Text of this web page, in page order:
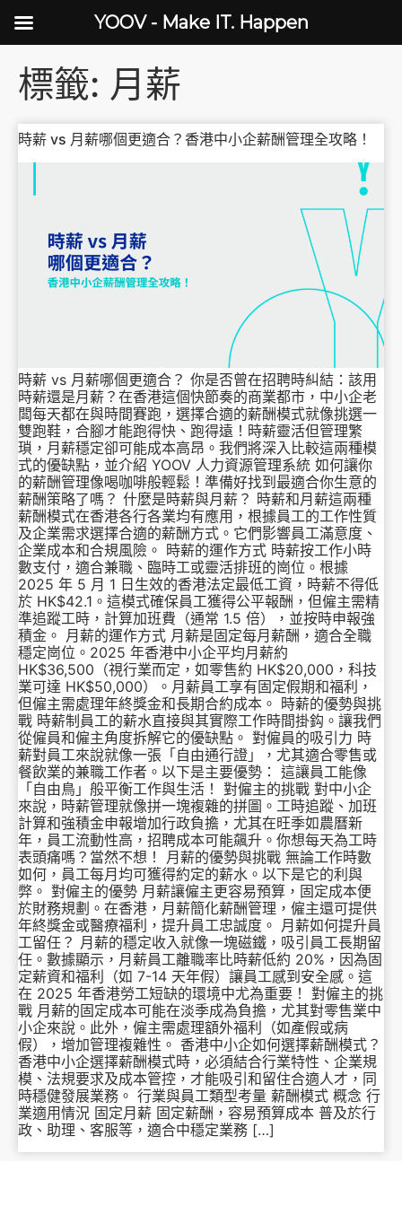
標籤: 月薪
時薪 vs 月薪哪個更適合？香港中小企薪酬管理全攻略！
時薪 vs 月薪哪個更適合？ 你是否曾在招聘時糾結：該用
時薪還是月薪？在香港這個快節奏的商業都市，中小企老
闆每天都在與時間賽跑，選擇合適的薪酬模式就像挑選一
雙跑鞋，合腳才能跑得快、跑得遠！時薪靈活但管理繁
瑣，月薪穩定卻可能成本高昂。我們將深入比較這兩種模
式的優缺點，並介紹 YOOV 人力資源管理系統 如何讓你
的薪酬管理像喝咖啡般輕鬆！準備好找到最適合你生意的
薪酬策略了嗎？ 什麼是時薪與月薪？ 時薪和月薪這兩種
薪酬模式在香港各行各業均有應用，根據員工的工作性質
及企業需求選擇合適的薪酬方式。它們影響員工滿意度、
企業成本和合規風險。 時薪的運作方式 時薪按工作小時
數支付，適合兼職、臨時工或靈活排班的崗位。根據
2025 年 5 月 1 日生效的香港法定最低工資，時薪不得低
於 HK$42.1。這模式確保員工獲得公平報酬，但僱主需精
準追蹤工時，計算加班費（通常 1.5 倍），並按時申報強
積金。 月薪的運作方式 月薪是固定每月薪酬，適合全職
穩定崗位。2025 年香港中小企平均月薪約
HK$36,500（視行業而定，如零售約 HK$20,000，科技
業可達 HK$50,000）。月薪員工享有固定假期和福利，
但僱主需處理年終獎金和長期合約成本。 時薪的優勢與挑
戰 時薪制員工的薪水直接與其實際工作時間掛鈎。讓我們
從僱員和僱主角度拆解它的優缺點。 對僱員的吸引力 時
薪對員工來說就像一張「自由通行證」，尤其適合零售或
餐飲業的兼職工作者。以下是主要優勢： 這讓員工能像
「自由鳥」般平衡工作與生活！ 對僱主的挑戰 對中小企
來說，時薪管理就像拼一塊複雜的拼圖。工時追蹤、加班
計算和強積金申報增加行政負擔，尤其在旺季如農曆新
年，員工流動性高，招聘成本可能飆升。你想每天為工時
表頭痛嗎？當然不想！ 月薪的優勢與挑戰 無論工作時數
如何，員工每月均可獲得約定的薪水。以下是它的利與
弊。 對僱主的優勢 月薪讓僱主更容易預算，固定成本便
於財務規劃。在香港，月薪簡化薪酬管理，僱主還可提供
年終獎金或醫療福利，提升員工忠誠度。 月薪如何提升員
工留任？ 月薪的穩定收入就像一塊磁鐵，吸引員工長期留
任。數據顯示，月薪員工離職率比時薪低約 20%，因為固
定薪資和福利（如 7-14 天年假）讓員工感到安全感。這
在 2025 年香港勞工短缺的環境中尤為重要！ 對僱主的挑
戰 月薪的固定成本可能在淡季成為負擔，尤其對零售業中
小企來說。此外，僱主需處理額外福利（如產假或病
假），增加管理複雜性。 香港中小企如何選擇薪酬模式？
香港中小企選擇薪酬模式時，必須結合行業特性、企業規
模、法規要求及成本管控，才能吸引和留住合適人才，同
時穩健發展業務。 行業與員工類型考量 薪酬模式 概念 行
業適用情況 固定月薪 固定薪酬，容易預算成本 普及於行
政、助理、客服等，適合中穩定業務 […]
YOOV - Make IT. Happen